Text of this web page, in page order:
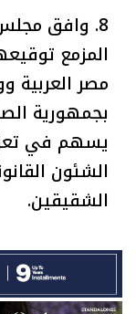
8. وافق
المزمع
مصر العربية
بجمهورية
يسهم في
الشئون
الشقيقين.